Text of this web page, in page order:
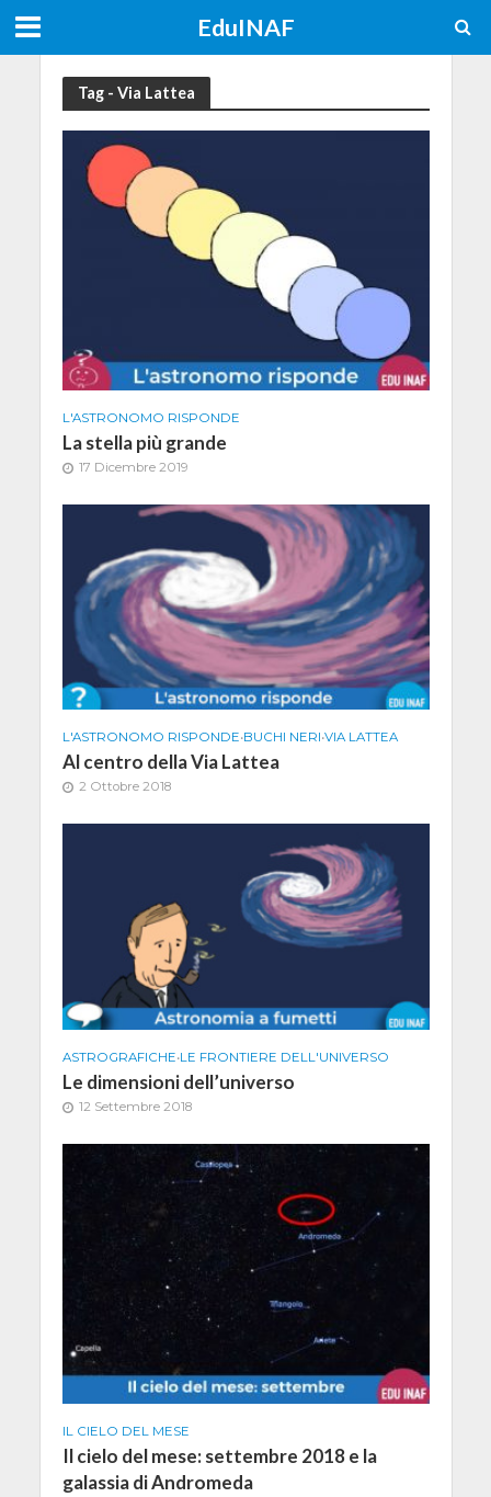
EduINAF
Tag - Via Lattea
L'ASTRONOMO RISPONDE
La stella più grande
17 Dicembre 2019
L'ASTRONOMO RISPONDE•BUCHI NERI•VIA LATTEA
Al centro della Via Lattea
2 Ottobre 2018
ASTROGRAFICHE•LE FRONTIERE DELL'UNIVERSO
Le dimensioni dell’universo
12 Settembre 2018
IL CIELO DEL MESE
Il cielo del mese: settembre 2018 e la
galassia di Andromeda